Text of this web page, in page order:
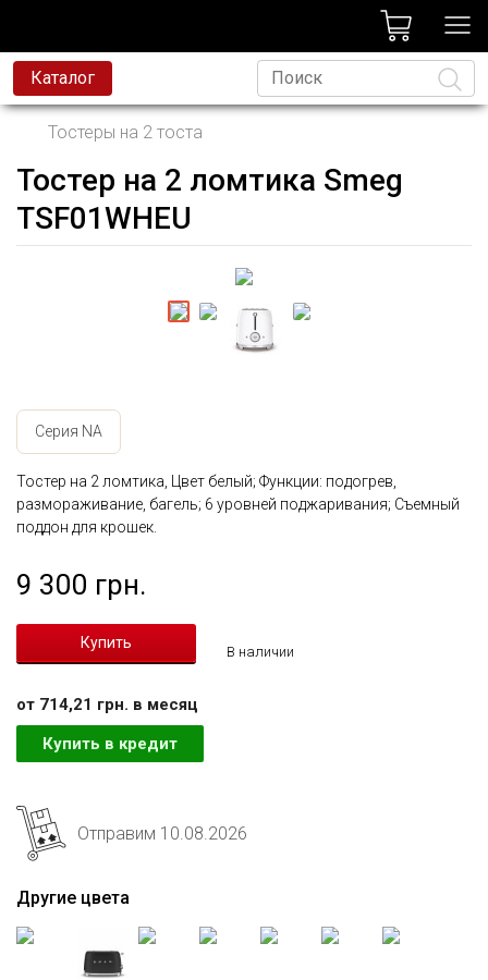
Каталог
Тостеры на 2 тоста
Тостер на 2 ломтика Smeg
TSF01WHEU
Серия NA
Тостер на 2 ломтика, Цвет белый; Функции: подогрев,
размораживание, багель; 6 уровней поджаривания; Съемный
поддон для крошек.
9 300 грн.
В наличии
от 714,21 грн. в месяц
Купить в кредит
Отправим 10.08.2026
Другие цвета